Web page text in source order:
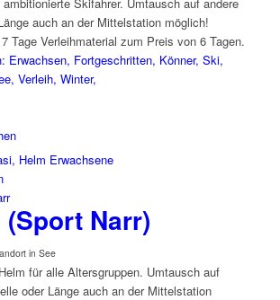
auch an der Mittelstation möglich!
Tage Verleihmaterial zum Preis von 6 Tagen.
Erwachsen, Fortgeschritten, Könner, Ski,
Verleih, Winter,
(Sport Narr)
in See
für alle Altersgruppen. Umtausch auf
oder Länge auch an der Mittelstation